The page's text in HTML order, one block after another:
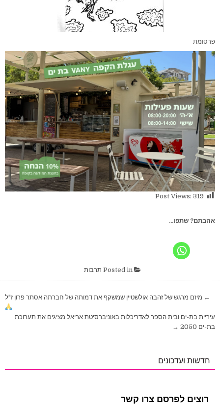
פרסומת
Post Views: 319
אהבתם? שתפו...
תרבות
ניווט
← מיזם מרגש של זהבה אולשטיין שמשקף את דמותה של חברתה אסתר פרון ז"ל
עיריית בת-ים ובית הספר לאדריכלות באוניברסיטת אריאל מציגים את תערוכת
בת-ים 2050 →
חדשות ועדכונים
רוצים לפרסם צרו קשר